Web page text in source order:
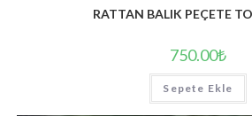
RATTAN BALIK PEÇETE
750.00₺
Sepete Ekle